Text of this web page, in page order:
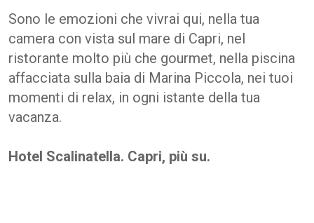
Sono le emozioni che vivrai qui, nella tua
camera con vista sul mare di Capri, nel
ristorante molto più che gourmet, nella piscina
affacciata sulla baia di Marina Piccola, nei tuoi
momenti di relax, in ogni istante della tua
vacanza.
Hotel Scalinatella. Capri, più su.